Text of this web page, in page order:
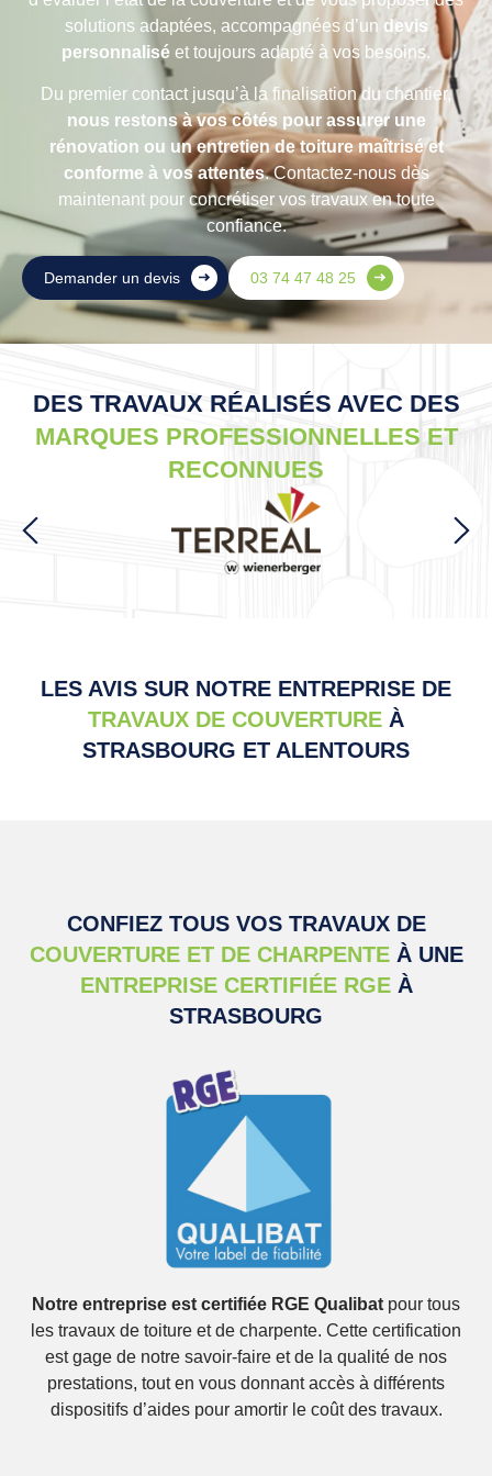
solutions adaptées, accompagnées d’un devis
personnalisé et toujours adapté à vos besoins.
Du premier contact jusqu’à la finalisation du chantier,
nous restons à vos côtés pour assurer une
rénovation ou un entretien de toiture maîtrisé et
conforme à vos attentes. Contactez-nous dès
maintenant pour concrétiser vos travaux en toute
confiance.
Demander un devis 03 74 47 48 25
DES TRAVAUX RÉALISÉS AVEC DES
MARQUES PROFESSIONNELLES ET
RECONNUES
LES AVIS SUR NOTRE ENTREPRISE DE
TRAVAUX DE COUVERTURE À
STRASBOURG ET ALENTOURS
CONFIEZ TOUS VOS TRAVAUX DE
COUVERTURE ET DE CHARPENTEÀ UNE
ENTREPRISE CERTIFIÉE RGEÀ
STRASBOURG
Notre entreprise est certifiée RGE Qualibat pour tous
les travaux de toiture et de charpente. Cette certification
est gage de notre savoir-faire et de la qualité de nos
prestations, tout en vous donnant accès à différents
dispositifs d’aides pour amortir le coût des travaux.